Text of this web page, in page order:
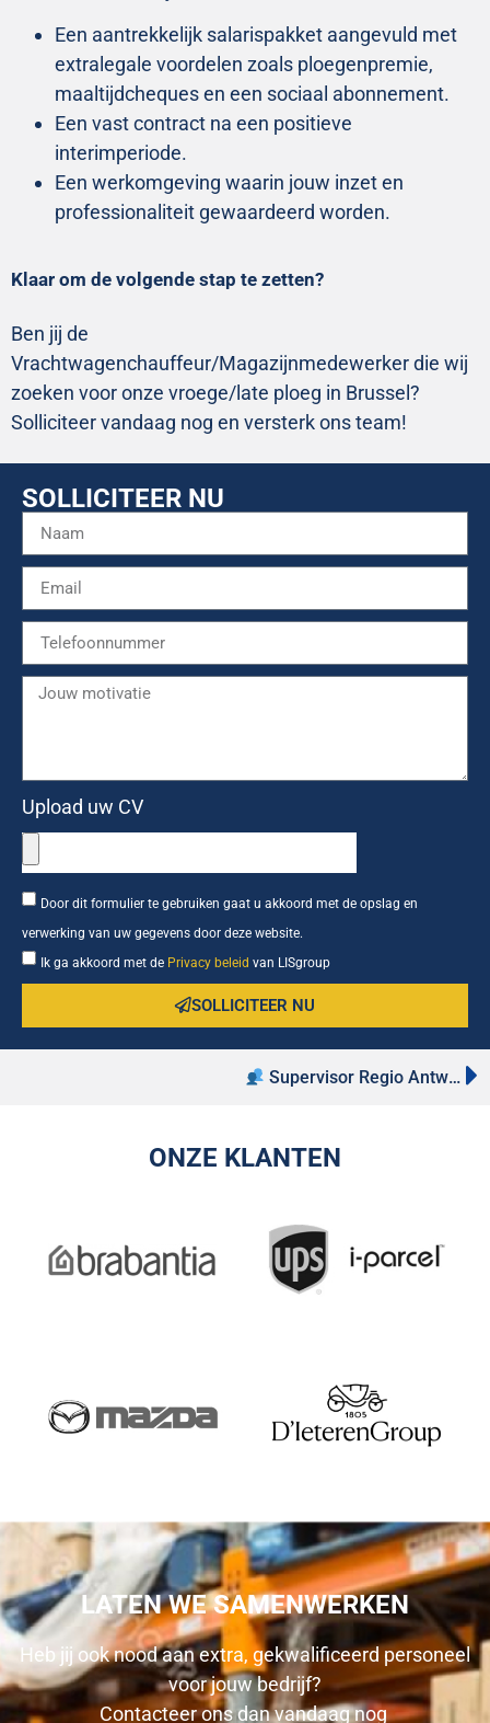
Een aantrekkelijk salarispakket aangevuld met
extralegale voordelen zoals ploegenpremie,
maaltijdcheques en een sociaal abonnement.
Een vast contract na een positieve
interimperiode.
Een werkomgeving waarin jouw inzet en
professionaliteit gewaardeerd worden.
Klaar om de volgende stap te zetten?
Ben jij de
Vrachtwagenchauffeur/Magazijnmedewerker die wij
zoeken voor onze vroege/late ploeg in Brussel?
Solliciteer vandaag nog en versterk ons team!
SOLLICITEER NU
Upload uw CV
Door dit formulier te gebruiken gaat u akkoord met de opslag en
verwerking van uw gegevens door deze website.
Ik ga akkoord met de Privacy beleid van LISgroup
SOLLICITEER NU
Supervisor Regio Antwerpen
ONZE KLANTEN
LATEN WE SAMENWERKEN
Heb jij ook nood aan extra, gekwalificeerd personeel
voor jouw bedrijf?
Contacteer ons dan vandaag nog